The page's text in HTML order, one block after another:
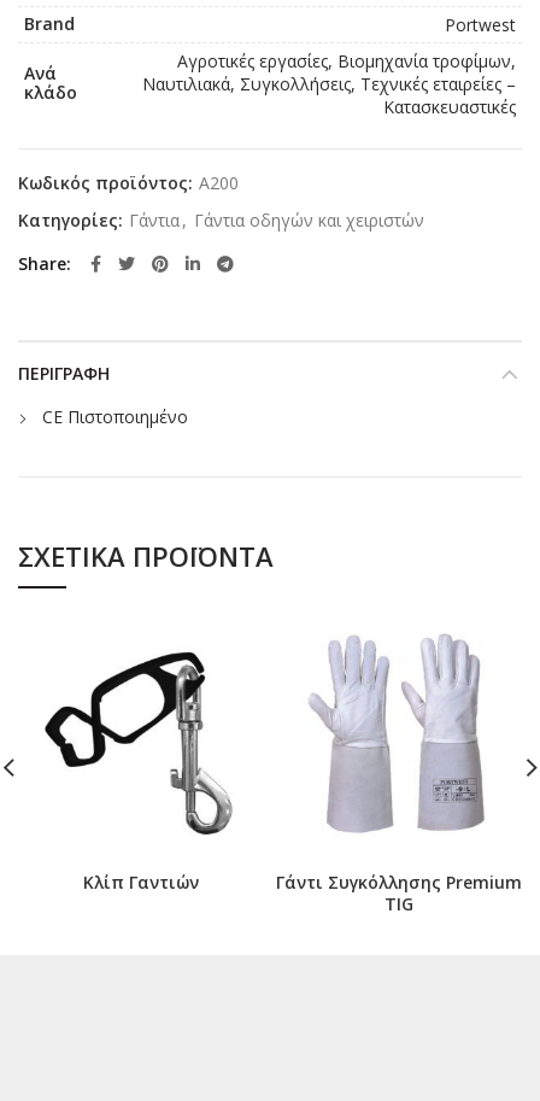
Brand
Portwest
Ανά
κλάδο
Αγροτικές εργασίες, Βιομηχανία τροφίμων,
Ναυτιλιακά, Συγκολλήσεις, Τεχνικές εταιρείες –
Κατασκευαστικές
Κωδικός προϊόντος: A200
Κατηγορίες: Γάντια, Γάντια οδηγών και χειριστών
Share
ΠΕΡΙΓΡΑΦΉ
CE Πιστοποιημένο
ΣΧΕΤΙΚΆ ΠΡΟΪΌΝΤΑ
Κλίπ Γαντιών
Γάντι Συγκόλλησης Premium
ΤΙG